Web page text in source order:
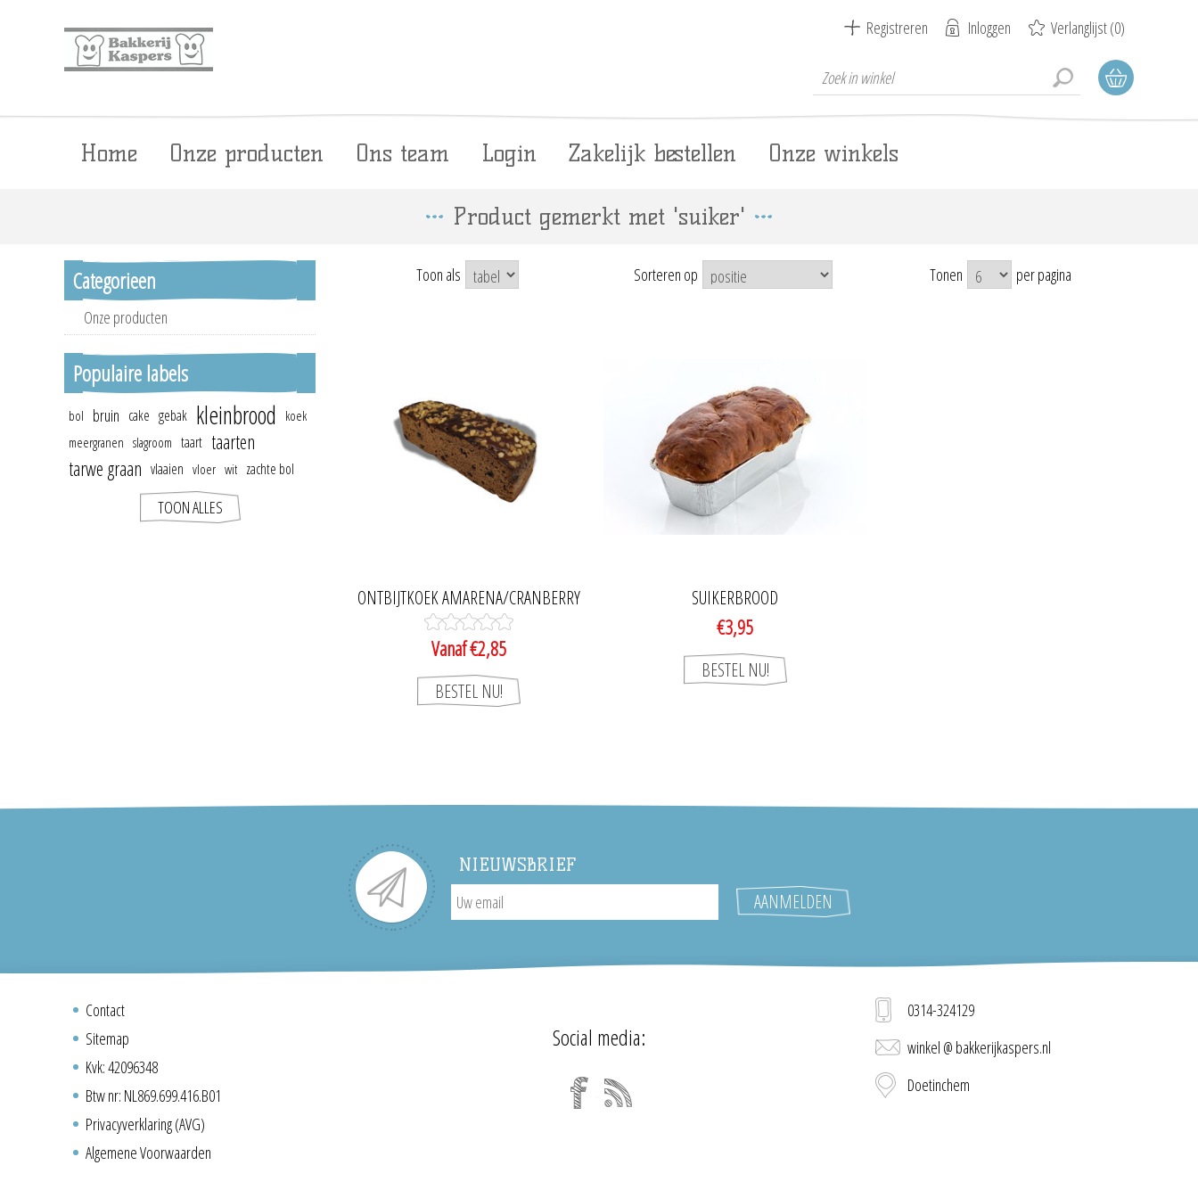
Registreren Inloggen Verlanglijst(0)
Home Onze producten Ons team Login Zakelijk bestellen Onze winkels
Product gemerkt met 'suiker'
Toon als Sorteren op Tonen per pagina
ONTBIJTKOEK AMARENA/CRANBERRY
Vanaf €2,85
SUIKERBROOD
€3,95
Categorieen
Onze producten
Populaire labels
bol bruin cake gebak kleinbrood
koek
meergranen slagroom taart taarten
tarwe graan vlaaien vloer wit zachte bol
TOON ALLES
NIEUWSBRIEF
Contact
Sitemap
Kvk: 42096348
Btw nr: NL869.699.416.B01
Privacyverklaring (AVG)
Algemene Voorwaarden
Social media:
0314-324129
winkel @ bakkerijkaspers.nl
Doetinchem